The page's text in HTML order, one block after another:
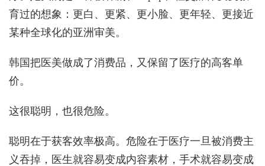
育过的想象：更白、更紧、更小脸、更年轻、更接近
某种全球化的亚洲审美。
韩国把医美做成了消费品，又保留了医疗的高客单
价。
这很聪明，也很危险。
聪明在于获客效率极高。危险在于医疗一旦被消费主
义吞掉，医生就容易变成内容素材，手术就容易变成